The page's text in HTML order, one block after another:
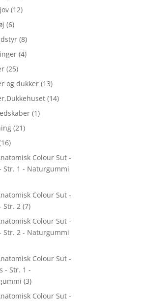
(12)
(6)
(8)
(4)
(25)
og dukker (13)
(14)
(1)
(21)
Colour Sut -
Str. 1 - Naturgummi
Colour Sut -
Str. 2 (7)
Colour Sut -
Str. 2 - Naturgummi
Colour Sut -
- Str. 1 -
(3)
Colour Sut -